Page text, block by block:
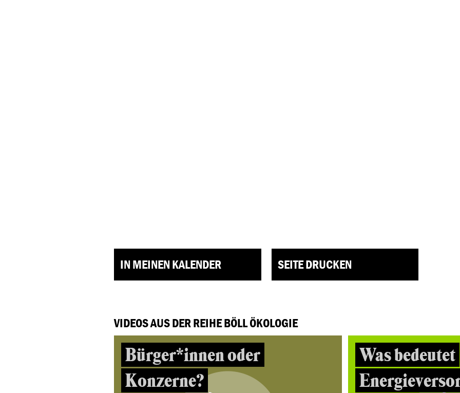
IN MEINEN KALENDER SEITE DRUCKEN
VIDEOS AUS DER REIHE BÖLL ÖKOLOGIE
Bürger*innen oder
Konzerne?
Was bedeutet